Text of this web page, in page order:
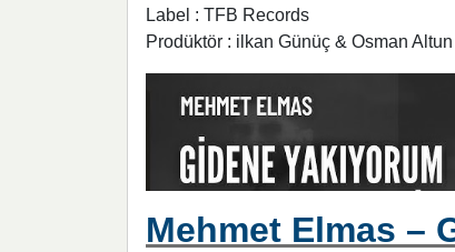
Label : TFB Records
Prodüktör : ilkan Günüç & Osman Altun
Mehmet Elmas –